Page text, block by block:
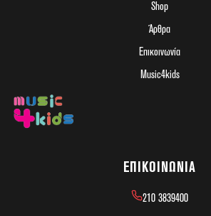
Shop
Άρθρα
Επικοινωνία
Music4kids
ΕΠΙΚΟΙΝΩΝΊΑ
210 3839400